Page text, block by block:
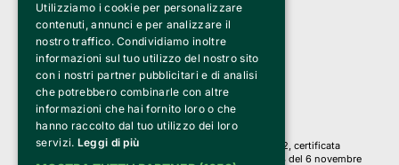
Clappit è un marchio di proprietà di:
Bemils Srl
a Socio Unico
Via Fosse Ardeatine, 4 -20092 Cinisello Balsamo (MI)
PI 05589050961
Iscr. C.C.I.A.A. Milano R.E.A. 1833471
© 2010-2025 Bemils Srl - Tutti i diritti riservati
Credits:
Clappit è basato sulla piattaforma di biglietteria Belive 6.2, certificata
dall’Agenzia delle Entrate con protocollo n. 2025/445474 del 6 novembre
Utilizziamo i cookie per personalizzare
contenuti, annunci e per analizzare il
nostro traffico. Condividiamo inoltre
informazioni sul tuo utilizzo del nostro sito
con i nostri partner pubblicitari e di analisi
che potrebbero combinarle con altre
informazioni che hai fornito loro o che
hanno raccolto dal tuo utilizzo dei loro
servizi. Leggi di più